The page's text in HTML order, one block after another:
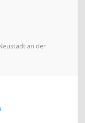
an der